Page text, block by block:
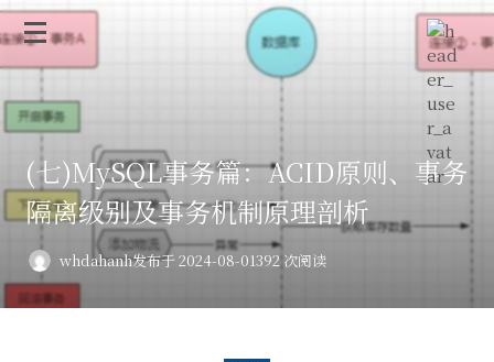
(七)MySQL事务篇：ACID原则、事务
隔离级别及事务机制原理剖析
whdahanh发布于 2024-08-01392 次阅读